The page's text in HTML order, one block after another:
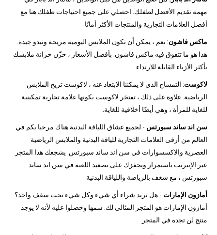
مهمة تقديم الأفضل لطفلك. احصلي على جميع احتياجات طفلك هنا مع
أفضل العلامات التجارية والمنتجات الأكثر أمانًا.
ماكس فاشون: نعم ، يمكن أن تكون الملابس اليومية مريحة وتبدو جيدة.
هذا هو ما تتفوق فيه ماكس فاشون. بأفضل الأسعار ، خزّن خزانة ملابسك
بأكثر الأزياء القابلة للارتداء.
لاكوست: التمساح الذي لا يمكننا الابتعاد عنه ، لاكوست تريح الملابس
الرياضية. علاوة على ذلك ، تفتخر لاكوست بكونها علامة تجارية تمكينية
للغاية للمرأة ، وهي أيضًا أخلاقية للغاية.
سن اند ساند سبورتس - لجميع عشاق اللياقة البدنية هناك مرحبا بكم في
العالم من أرقى العلامات التجارية للياقة البدنية والملابس الرياضية
العصرية والاكسسوارات في سن اند ساند سبورتس. يشجعك هذا المتجر
عبر الإنترنت باستمرار ويحفزك على تصعيد اللعبة في سن اند ساند
سبورتس ، مع شغف بالرياضة واللياقة البدنية
أمازون الإمارات - هل تريد شراء أي شيء وكل شيء تحت سقف واحد؟
أمازون الإمارات هو المتجر المثالي لك. سمها وحصلوا عليه لأنه لا يوجد
منتج لن تجده في المتجر